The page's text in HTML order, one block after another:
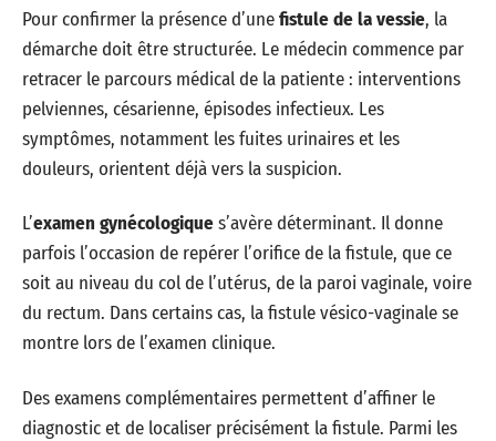
Pour confirmer la présence d’unefistule de la vessie, la
démarche doit être structurée. Le médecin commence par
retracer le parcours médical de la patiente : interventions
pelviennes, césarienne, épisodes infectieux. Les
symptômes, notamment les fuites urinaires et les
douleurs, orientent déjà vers la suspicion.
L’examen gynécologiques’avère déterminant. Il donne
parfois l’occasion de repérer l’orifice de la fistule, que ce
soit au niveau du col de l’utérus, de la paroi vaginale, voire
du rectum. Dans certains cas, la fistule vésico-vaginale se
montre lors de l’examen clinique.
Des examens complémentaires permettent d’affiner le
diagnostic et de localiser précisément la fistule. Parmi les